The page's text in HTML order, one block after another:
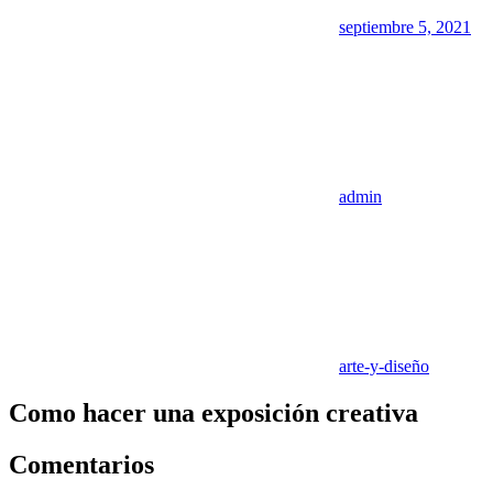
septiembre 5, 2021
admin
arte-y-diseño
Como hacer una exposición creativa
Comentarios